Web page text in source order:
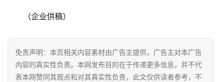
时
尚
（企业供稿）
免责声明：本页相关内容素材由广告主提供，广告主对本广告
内容的真实性负责。本网发布目的在于传递更多信息，并不代
表本网赞同其观点和对其真实性负责，此文仅供读者参考，不